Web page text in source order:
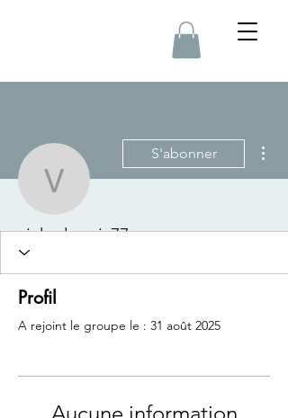
vickydupuis77
S'abonner
vickydupuis77
Profil
A rejoint le groupe le : 31 août 2025
Aucune information